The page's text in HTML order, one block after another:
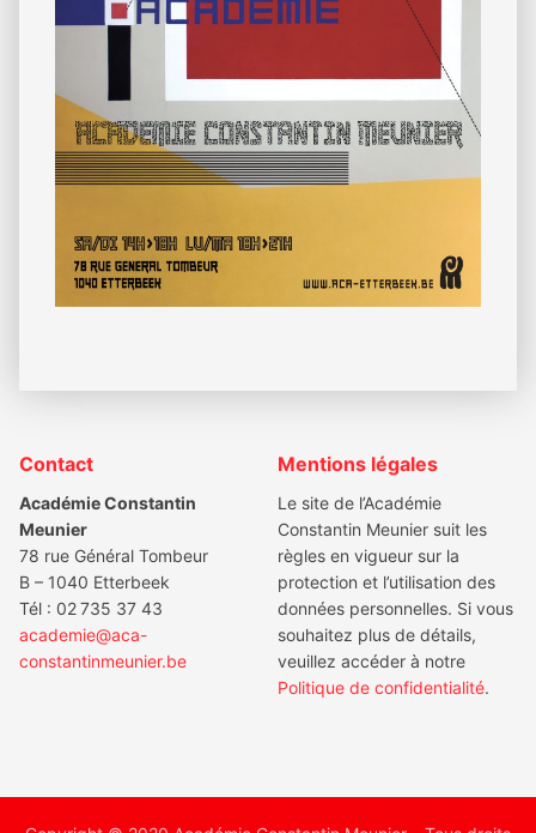
Contact
Académie Constantin
Meunier
78 rue Général Tombeur
B – 1040 Etterbeek
Tél : 02 735 37 43
academie@aca-
constantinmeunier.be
Mentions légales
Le site de l’Académie
Constantin Meunier suit les
règles en vigueur sur la
protection et l’utilisation des
données personnelles. Si vous
souhaitez plus de détails,
veuillez accéder à notre
Politique de confidentialité.